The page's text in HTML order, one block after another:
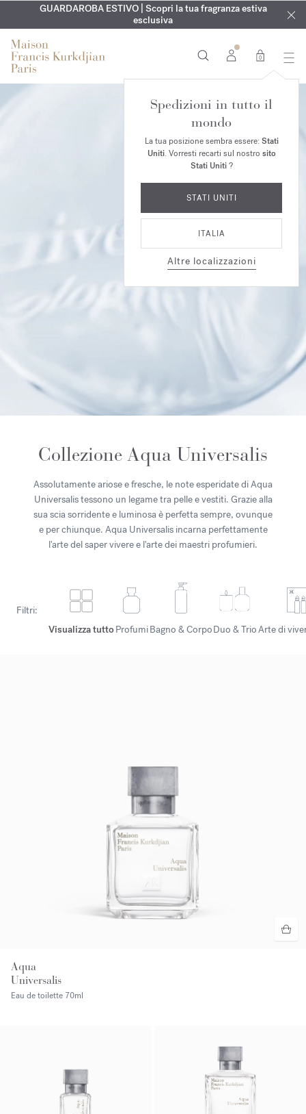
ESCLUSIVO | Scopri la nuova fragranza OUDvelvet moodnel
tuo ordine*
INCISIONE GRATUITA | Su tutte le fragranze e gli oli per il
corpo fino al 9 agosto
GUARDAROBA ESTIVO | Scopri la tua fragranza estiva
esclusiva
0
Spedizioni in tutto il
mondo
La tua posizione sembra essere: Stati
Uniti. Vorresti recarti sul nostro sito
Stati Uniti?
STATI UNITI
ITALIA
Altre localizzazioni
Collezione Aqua Universalis
Assolutamente ariose e fresche, le note esperidate di Aqua
Universalis tessono un legame tra pelle e vestiti. Grazie alla
sua scia sorridente e luminosa è perfetta sempre, ovunque
e per chiunque. Aqua Universalis incarna perfettamente
l'arte del saper vivere e l'arte dei maestri profumieri.
Filtri:
Visualizza tuttoProfumiBagno & CorpoDuo & TrioArte di
Aqua
Universalis
Eau de toilette 70ml